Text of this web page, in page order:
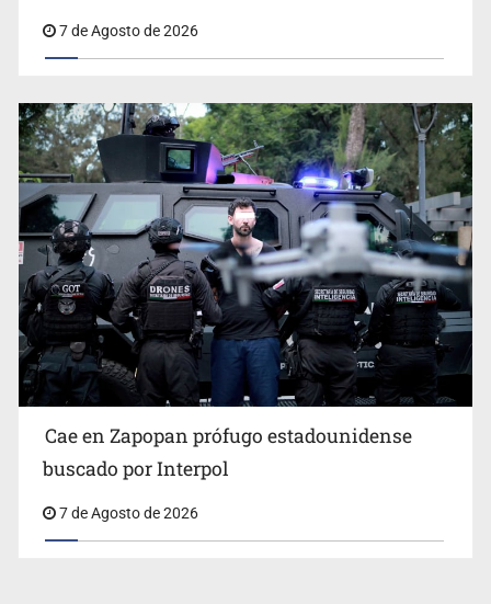
templo en Guadalajara
7 de Agosto de 2026
Cae en Zapopan prófugo estadounidense
buscado por Interpol
7 de Agosto de 2026